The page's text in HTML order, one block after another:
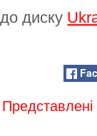
диску